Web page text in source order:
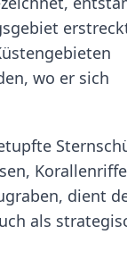
wo er sich
dient
als